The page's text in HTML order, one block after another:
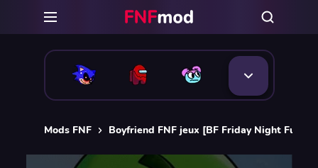
Mods FNF Boyfriend FNF jeux [BF Friday Night Funkin]